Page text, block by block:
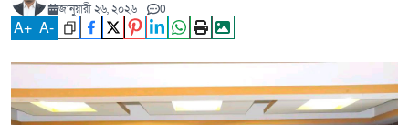
জানুয়ারী ২৬, ২০২৬ | 0
A+ A-